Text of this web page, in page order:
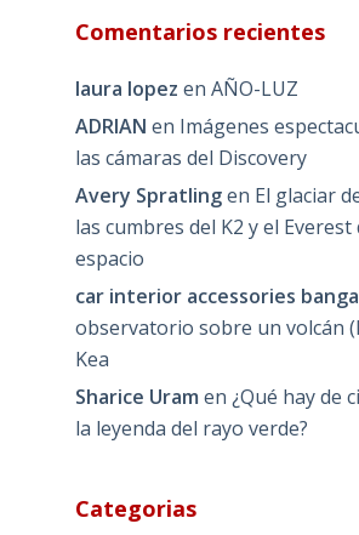
Comentarios recientes
laura lopez en AÑO-LUZ
ADRIAN en Imágenes
las cámaras del Discovery
Avery Spratlingen El glaciar
las cumbres del K2 y el Everest
espacio
car interior accessories
observatorio sobre un volcán
Kea
Sharice Uram en ¿Qué hay de
la leyenda del rayo verde?
Categorias